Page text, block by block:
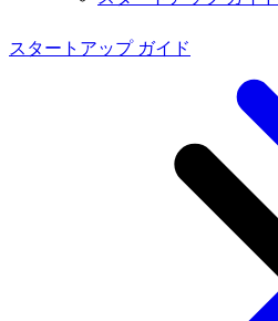
スタートアップ ガイド